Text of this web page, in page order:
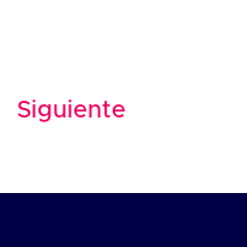
Siguiente